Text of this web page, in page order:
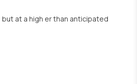
at a high er than anticipated